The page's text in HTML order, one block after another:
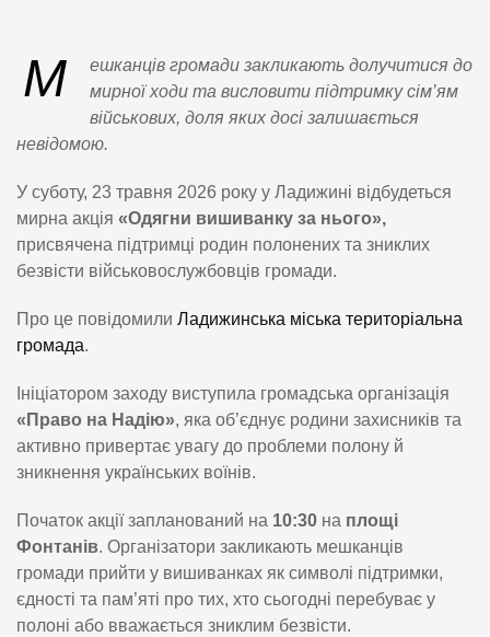
М
ешканців громади закликають долучитися до
мирної ходи та висловити підтримку сім’ям
військових, доля яких досі залишається
невідомою.
У суботу, 23 травня 2026 року у Ладижині відбудеться
мирна акція «Одягни вишиванку за нього»,
присвячена підтримці родин полонених та зниклих
безвісти військовослужбовців громади.
Про це повідомили Ладижинська міська територіальна
громада.
Ініціатором заходу виступила громадська організація
«Право на Надію», яка об’єднує родини захисників та
активно привертає увагу до проблеми полону й
зникнення українських воїнів.
Початок акції запланований на 10:30 на площі
Фонтанів. Організатори закликають мешканців
громади прийти у вишиванках як символі підтримки,
єдності та пам’яті про тих, хто сьогодні перебуває у
полоні або вважається зниклим безвісти.